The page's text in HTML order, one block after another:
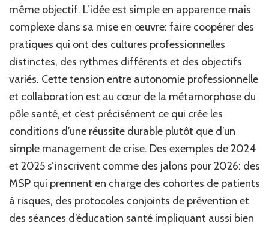
même objectif. L’idée est simple en apparence mais
complexe dans sa mise en œuvre: faire coopérer des
pratiques qui ont des cultures professionnelles
distinctes, des rythmes différents et des objectifs
variés. Cette tension entre autonomie professionnelle
et collaboration est au cœur de la métamorphose du
pôle santé, et c’est précisément ce qui crée les
conditions d’une réussite durable plutôt que d’un
simple management de crise. Des exemples de 2024
et 2025 s’inscrivent comme des jalons pour 2026: des
MSP qui prennent en charge des cohortes de patients
à risques, des protocoles conjoints de prévention et
des séances d’éducation santé impliquant aussi bien